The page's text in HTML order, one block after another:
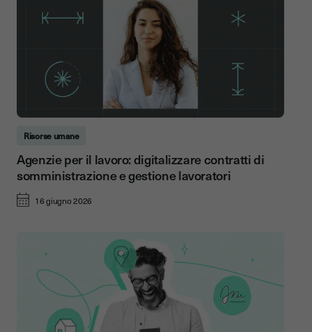
Risorse umane
Agenzie per il lavoro: digitalizzare contratti di
somministrazione e gestione lavoratori
16 giugno 2026